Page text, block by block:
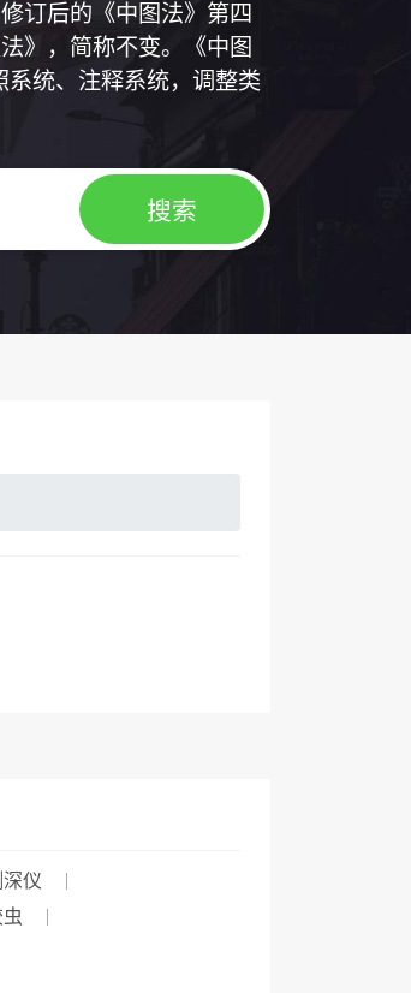
订后的《中图法》第四
》，简称不变。《中图
统、注释系统，调整类
仪